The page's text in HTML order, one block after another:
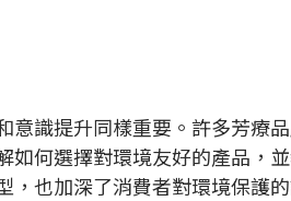
識提升同樣重要。許多芳療
何選擇對環境友好的產品，
也加深了消費者對環境保護